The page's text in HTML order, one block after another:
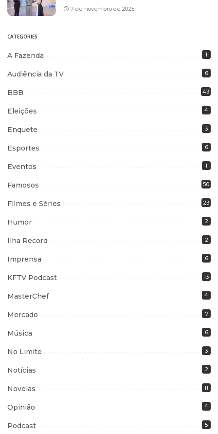
7 de novembro de 2025
CATEGORIES
A Fazenda 1
Audiência da TV 6
BBB 43
Eleições 4
Enquete 3
Esportes 6
Eventos 1
Famosos 50
Filmes e Séries 23
Humor 2
Ilha Record 2
Imprensa 6
KFTV Podcast 13
MasterChef 4
Mercado 7
Música 6
No Limite 3
Notícias 2
Novelas 11
Opinião 4
Podcast 5